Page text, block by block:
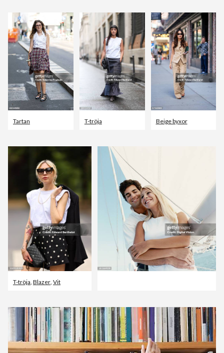
Tartan T-tröja Beige byxor
T-tröja Blazer Vit